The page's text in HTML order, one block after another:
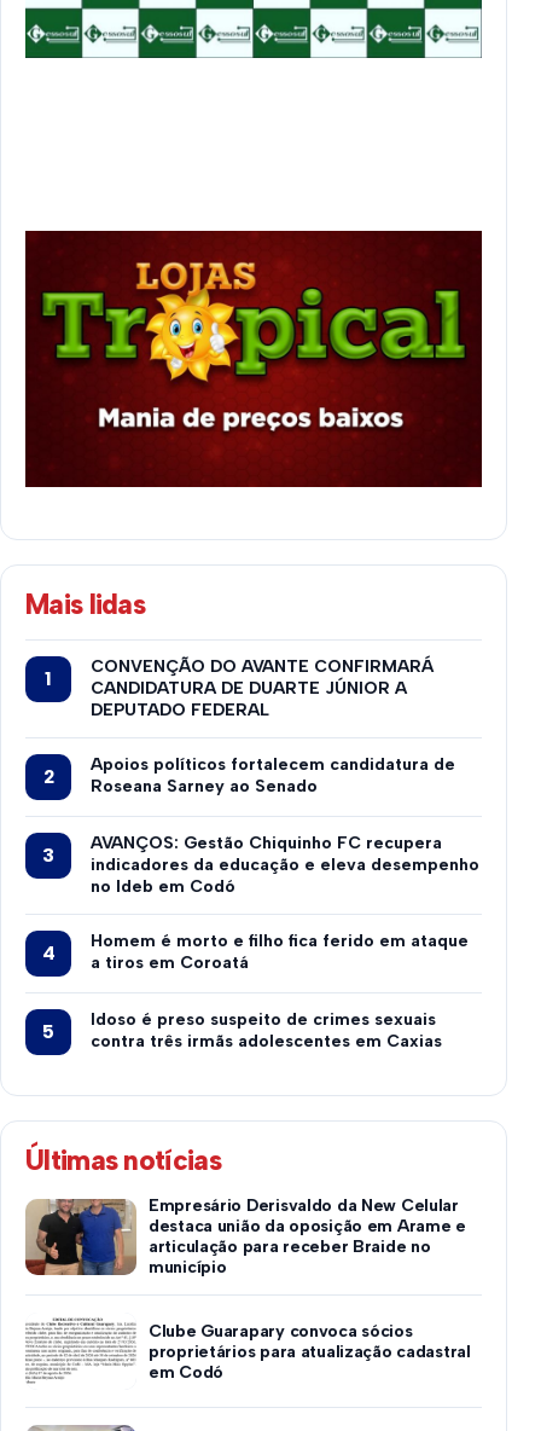
Mais lidas
CONVENÇÃO DO AVANTE CONFIRMARÁ
CANDIDATURA DE DUARTE JÚNIOR A
DEPUTADO FEDERAL
Apoios políticos fortalecem candidatura de
Roseana Sarney ao Senado
AVANÇOS: Gestão Chiquinho FC recupera
indicadores da educação e eleva desempenho
no Ideb em Codó
Homem é morto e filho fica ferido em ataque
a tiros em Coroatá
Idoso é preso suspeito de crimes sexuais
contra três irmãs adolescentes em Caxias
Últimas notícias
Empresário Derisvaldo da New Celular
destaca união da oposição em Arame e
articulação para receber Braide no
município
Clube Guarapary convoca sócios
proprietários para atualização cadastral
em Codó